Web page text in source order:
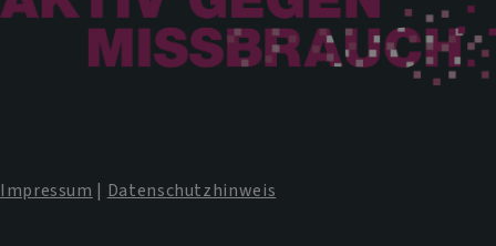
Impressum | Datenschutzhinweis